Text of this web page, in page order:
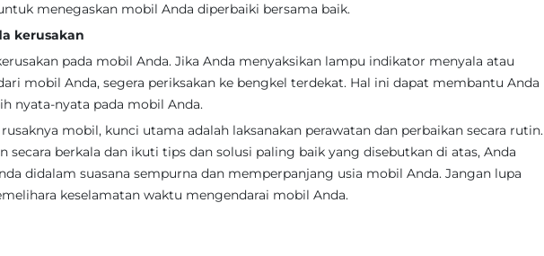
menegaskan mobil Anda diperbaiki bersama baik.
kerusakan
pada mobil Anda. Jika Anda menyaksikan lampu indikator menyala atau
mobil Anda, segera periksakan ke bengkel terdekat. Hal ini dapat membantu Anda
nyata-nyata pada mobil Anda.
mobil, kunci utama adalah laksanakan perawatan dan perbaikan secara rutin.
secara berkala dan ikuti tips dan solusi paling baik yang disebutkan di atas, Anda
didalam suasana sempurna dan memperpanjang usia mobil Anda. Jangan lupa
keselamatan waktu mengendarai mobil Anda.